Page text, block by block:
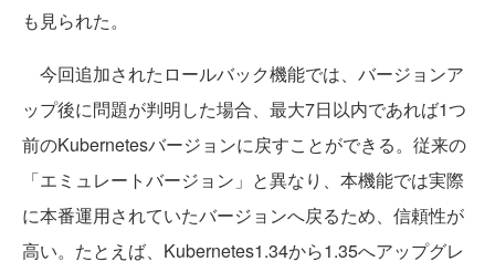
も見られた。
今回追加されたロールバック機能では、バージョンア
ップ後に問題が判明した場合、最大7日以内であれば1つ
前のKubernetesバージョンに戻すことができる。従来の
「エミュレートバージョン」と異なり、本機能では実際
に本番運用されていたバージョンへ戻るため、信頼性が
高い。たとえば、Kubernetes1.34から1.35へアップグレ